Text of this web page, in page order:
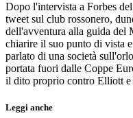
Dopo l'intervista a Forbes
tweet sul club rossonero,
dell'avventura alla guida del
chiarire il suo punto di vista
parlato di una società
portata fuori dalle Coppe
il dito proprio contro Elliott e
Leggi anche